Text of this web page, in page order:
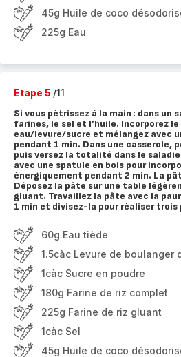
45g Huile de coco
225g Eau
Etape 5 /11
Si vous pétrissez à la main : dans un
farines, le sel et l’huile. Incorporez le
eau/levure/sucre et mélangez avec
pendant 1 min. Dans une casserole,
puis versez la totalité dans le
avec une spatule en bois pour
énergiquement pendant 2 min. La
Déposez la pâte sur une table
gluant. Travaillez la pâte avec la
1 min et divisez-la pour réaliser
60g Eau tiède
1.5càc Levure de boulanger
1càc Sucre en poudre
180g Farine de riz complet
225g Farine de riz gluant
1càc Sel
45g Huile de coco